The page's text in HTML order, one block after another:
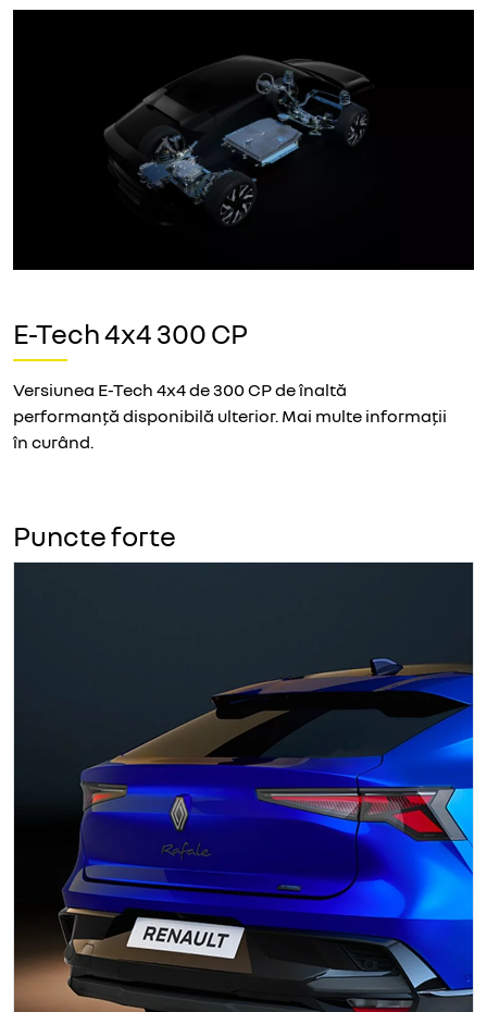
E-Tech 4x4 300 CP
Versiunea E-Tech 4x4 de 300 CP de înaltă
performanță disponibilă ulterior. Mai multe informații
în curând.
Puncte forte